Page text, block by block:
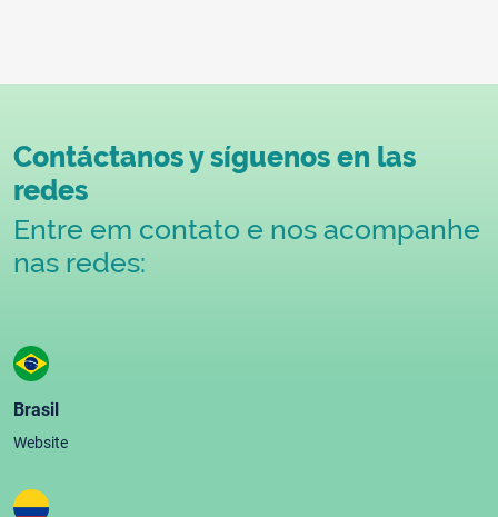
Contáctanos y síguenos en las
redes
Entre em contato e nos acompanhe
nas redes:
Brasil
Website